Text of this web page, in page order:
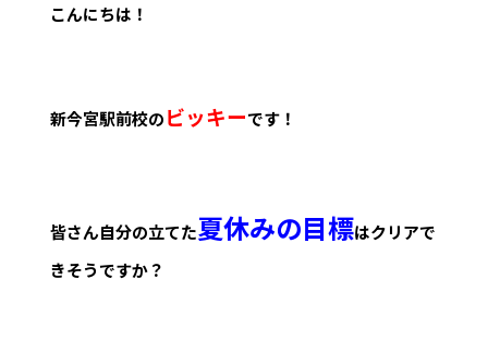
こんにちは！
新今宮駅前校のビッキーです！
皆さん自分の立てた夏休みの目標はクリアで
きそうですか？